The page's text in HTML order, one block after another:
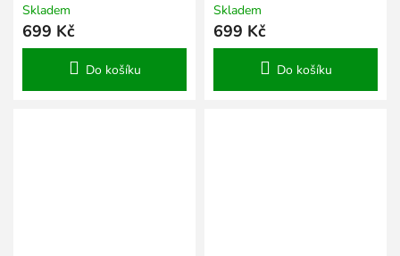
Skladem
699 Kč
Do košíku
Skladem
699 Kč
Do košíku